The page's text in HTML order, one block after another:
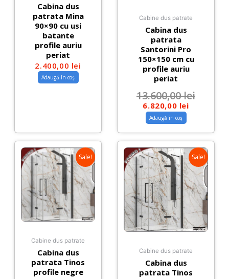
Cabina dus
patrata Mina
90×90 cu usi
batante
profile auriu
periat
2.400,00 lei
Adaugă în coș
Cabine dus patrate
Cabina dus
patrata
Santorini Pro
150×150 cm cu
profile auriu
periat
13.600,00lei
6.820,00 lei
Adaugă în coș
Sale!
Cabine dus patrate
Cabina dus
patrata Tinos
profile negre
Sale!
Cabine dus patrate
Cabina dus
patrata Tinos